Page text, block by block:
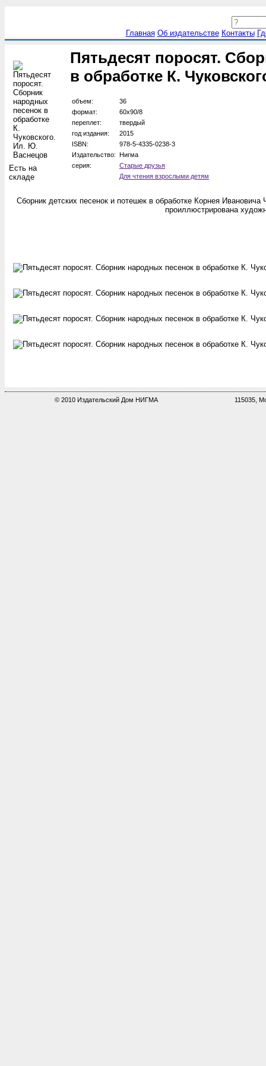
Главная Об издательстве Контакты
Есть на
складе
Пятьдесят поросят.
в обработке К.
объем:
36
формат:
60х90/8
переплет:
твердый
год издания:
2015
ISBN:
978-5-4335-0238-3
Издательство:
Нигма
серия:
Старые друзья
Для чтения взрослыми детям
Сборник детских песенок и потешек в обработке Корнея
проиллюстрирована
© 2010 Издательский Дом НИГМА 115035,